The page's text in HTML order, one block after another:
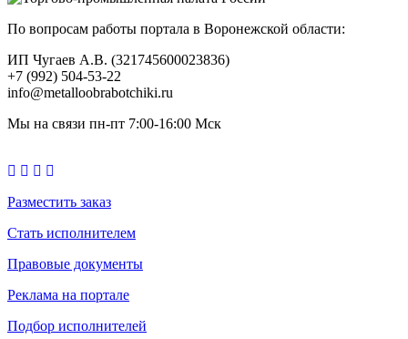
По вопросам работы портала в Воронежской области:
ИП Чугаев А.В. (321745600023836)
+7 (992) 504-53-22
info@metalloobrabotchiki.ru
Мы на связи пн-пт 7:00-16:00 Мск
Разместить заказ
Стать исполнителем
Правовые документы
Реклама на портале
Подбор исполнителей